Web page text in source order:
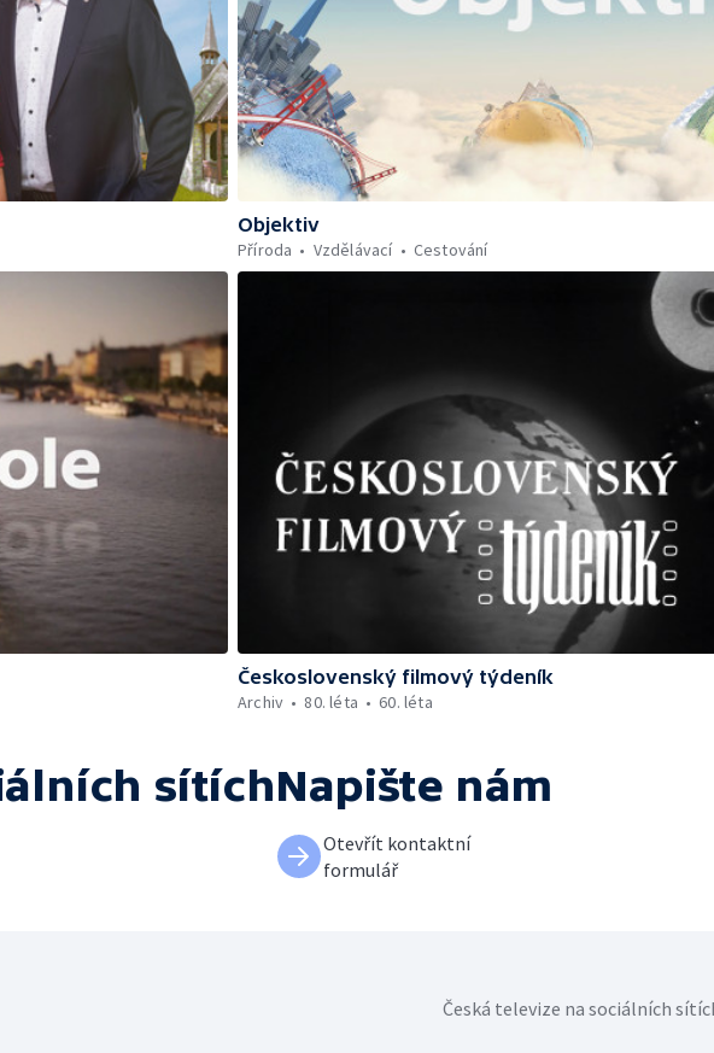
Objektiv
Příroda
Vzdělávací Cestování
Československý filmový týdeník
Archiv
80. léta 60. léta
sítíchNapište nám
Otevřít kontaktní
formulář
Česká televize na sociálních